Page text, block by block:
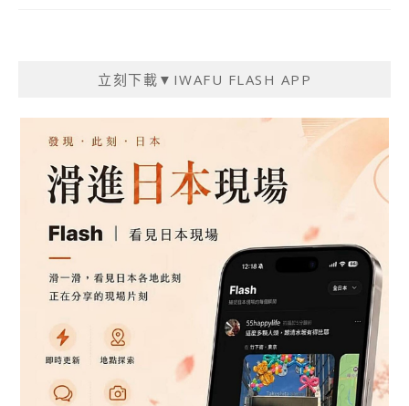
立刻下載▼IWAFU FLASH APP